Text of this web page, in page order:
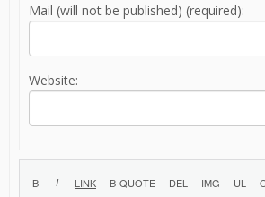
Mail (will not be published) (required):
Website: